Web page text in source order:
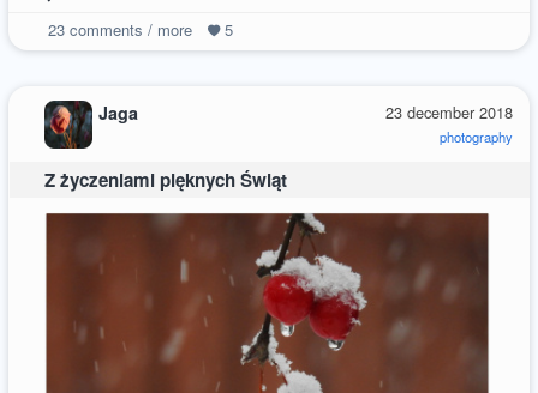
23comments / more 5
23 december 2018
photography
Jaga
Z życzeniami pięknych Świąt